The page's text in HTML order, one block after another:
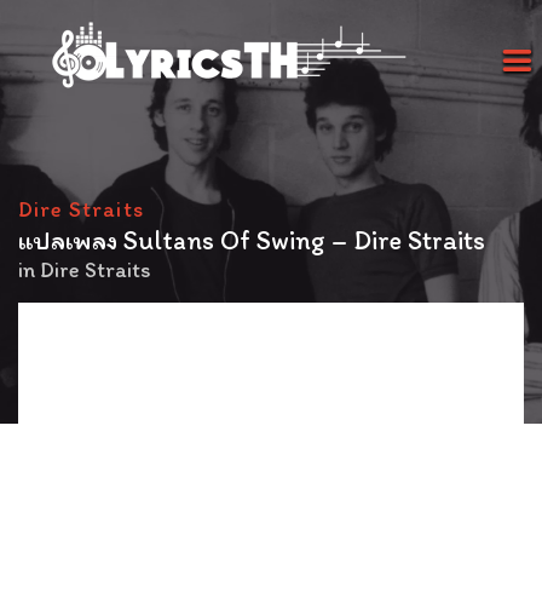
Dire Straits
แปลเพลง Sultans Of Swing – Dire Straits
in Dire Straits